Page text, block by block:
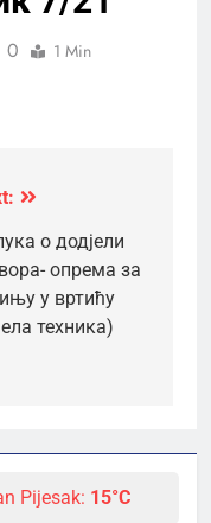
0 1 Min
о додјели
опрема за
у вртићу
техника)
Pijesak: 15°C